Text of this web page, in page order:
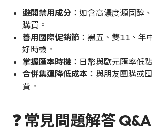
避開禁用成分 ：如含高濃度類固醇
購買。
善用國際促銷節 ：黑五、雙11、年
好時機。
掌握匯率時機 ：日幣與歐元匯率低
合併集運降低成本 ：與朋友團購或
費。
❓ 常見問題解答 Q&A